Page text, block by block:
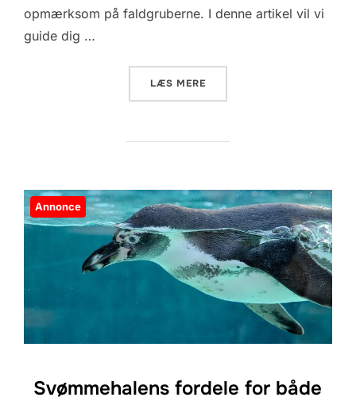
opmærksom på faldgruberne. I denne artikel vil vi
guide dig …
LÆS MERE
Annonce
Svømmehalens fordele for både